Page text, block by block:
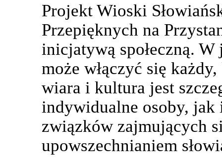
Projekt Wioski
Przepięknych na
inicjatywą społeczną.
może włączyć się
wiara i kultura jest
indywidualne osoby,
związków zajmujących
upowszechnianiem